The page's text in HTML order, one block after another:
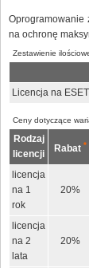
Oprogramowanie
na ochronę
Zestawienie
Licencja na
Ceny dotyczące
Rodzaj
licencji
Rabat *
licencja
na 1
rok
20%
licencja
na 2
lata
20%